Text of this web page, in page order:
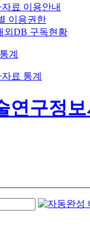
료 이용안내
이용권한
외DB 구독현황
계
료 통계